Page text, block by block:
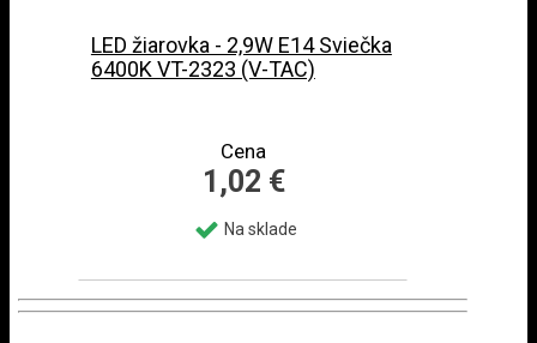
LED žiarovka - 2,9W E14 Sviečka
6400K VT-2323 (V-TAC)
Cena
1,02 €
Na sklade